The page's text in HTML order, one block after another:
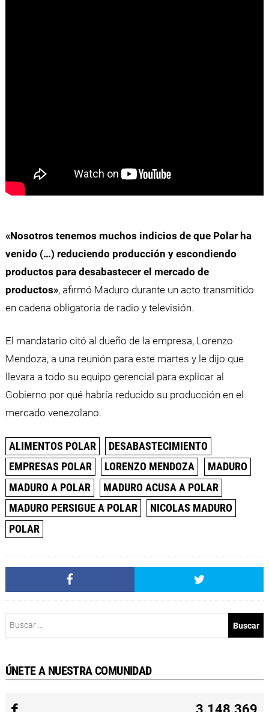
«Nosotros tenemos muchos indicios de que Polar ha
venido (…) reduciendo producción y escondiendo
productos para desabastecer el mercado de
productos», afirmó Maduro durante un acto transmitido
en cadena obligatoria de radio y televisión.
El mandatario citó al dueño de la empresa, Lorenzo
Mendoza, a una reunión para este martes y le dijo que
llevara a todo su equipo gerencial para explicar al
Gobierno por qué habría reducido su producción en el
mercado venezolano.
ALIMENTOS POLAR
DESABASTECIMIENTO
EMPRESAS POLAR
LORENZO MENDOZA
MADURO
MADURO A POLAR
MADURO ACUSA A POLAR
MADURO PERSIGUE A POLAR
NICOLAS MADURO
POLAR
ÚNETE A NUESTRA COMUNIDAD